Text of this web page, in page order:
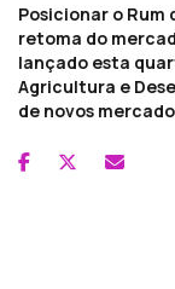
Posicionar o Rum
retoma do
lançado esta
Agricultura e
de novos